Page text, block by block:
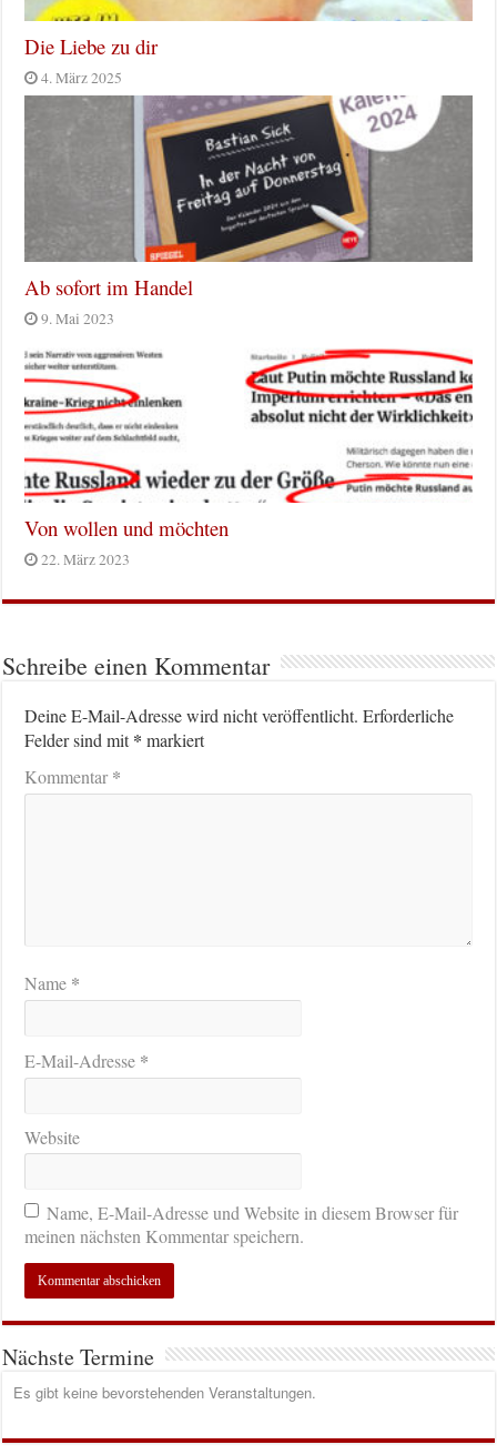
Die Liebe zu dir
4. März 2025
Ab sofort im Handel
9. Mai 2023
Von wollen und möchten
22. März 2023
Schreibe einen Kommentar
Deine E-Mail-Adresse wird nicht veröffentlicht. Erforderliche
Felder sind mit* markiert
Kommentar*
Name *
E-Mail-Adresse *
Website
Name, E-Mail-Adresse und Website in diesem Browser für
meinen nächsten Kommentar speichern.
Nächste Termine
Es gibt keine bevorstehenden Veranstaltungen.